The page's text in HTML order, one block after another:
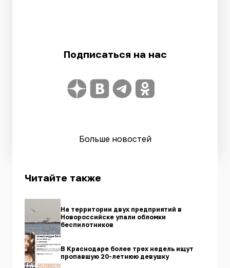
Подписаться на нас
Больше новостей
Читайте также
На территории двух предприятий в
Новороссийске упали обломки
беспилотников
В Краснодаре более трех недель ищут
пропавшую 20-летнюю девушку